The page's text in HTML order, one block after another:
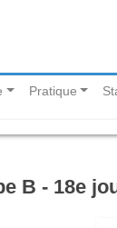
Pratique
B - 18e